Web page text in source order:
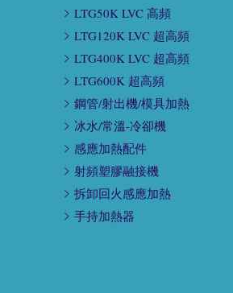
LTG50K LVC 高頻
LTG120K LVC 超高頻
LTG400K LVC 超高頻
LTG600K 超高頻
鋼管/射出機/模具加熱
冰水/常溫-冷卻機
感應加熱配件
射頻塑膠融接機
拆卸回火感應加熱
手持加熱器